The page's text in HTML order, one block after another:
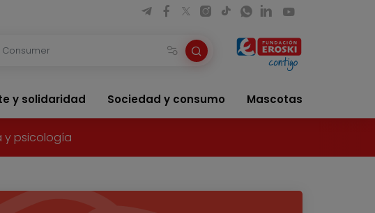
y solidaridad Sociedad y consumo Mascotas
y psicología